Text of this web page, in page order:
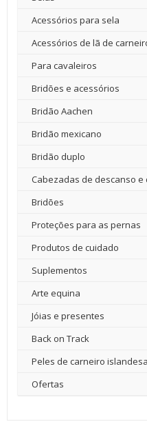
Acessórios para sela
Acessórios de lã de
Para cavaleiros
Bridões e acessórios
Bridão Aachen
Bridão mexicano
Bridão duplo
Cabezadas de descanso e
Bridões
Proteções para as pernas
Produtos de cuidado
Suplementos
Arte equina
Jóias e presentes
Back on Track
Peles de carneiro
Ofertas